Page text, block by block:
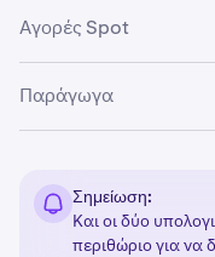
Αγορές Spot
Στις αγορές spot, το
υπολογίζεται
περιθώριοσας με τη
Παράγωγα
συναλλαγή
το μέγιστο μέγεθος
τοποθετήσετε.
Σημείωση:
Και οι δύο
περιθώριο για να